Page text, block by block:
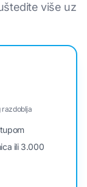
više uz
razdoblja
ili 3.000